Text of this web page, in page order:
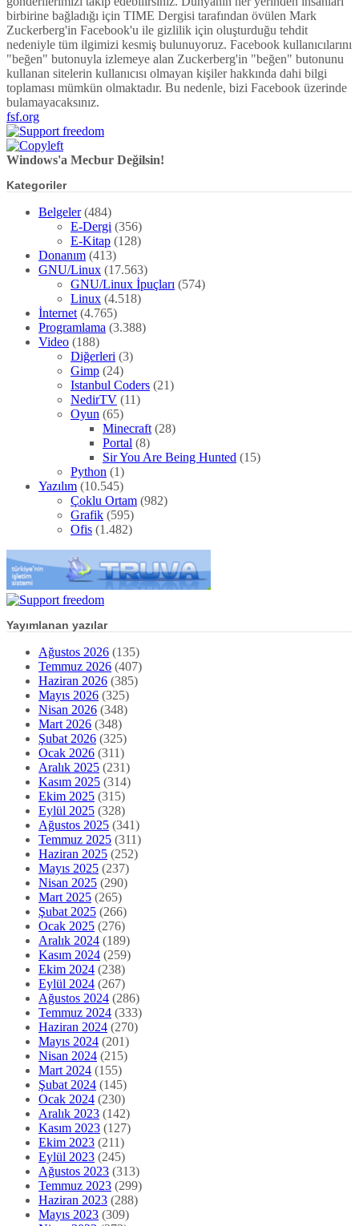
birbirine bağladığı için TIME Dergisi tarafından övülen Mark
Zuckerberg'in Facebook'u ile gizlilik için oluşturduğu tehdit
nedeniyle tüm ilgimizi kesmiş bulunuyoruz. Facebook kullanıcılarını
"beğen" butonuyla izlemeye alan Zuckerberg'in "beğen" butonunu
kullanan sitelerin kullanıcısı olmayan kişiler hakkında dahi bilgi
toplaması mümkün olmaktadır. Bu nedenle, bizi Facebook üzerinde
bulamayacaksınız.
fsf.org
Windows'a Mecbur Değilsin!
Kategoriler
Belgeler(484)
E-Dergi (356)
E-Kitap (128)
Donanım (413)
GNU/Linux (17.563)
GNU/Linux İpuçları (574)
Linux (4.518)
İnternet (4.765)
Programlama (3.388)
Video (188)
Diğerleri (3)
Gimp (24)
Istanbul Coders (21)
NedirTV (11)
Oyun (65)
Minecraft (28)
Portal (8)
Sir You Are Being Hunted (15)
Python (1)
Yazılım (10.545)
Çoklu Ortam (982)
Grafik (595)
Ofis (1.482)
Yayımlanan yazılar
Ağustos 2026 (135)
Temmuz 2026 (407)
Haziran 2026 (385)
Mayıs 2026 (325)
Nisan 2026 (348)
Mart 2026 (348)
Şubat 2026 (325)
Ocak 2026 (311)
Aralık 2025 (231)
Kasım 2025 (314)
Ekim 2025 (315)
Eylül 2025 (328)
Ağustos 2025 (341)
Temmuz 2025 (311)
Haziran 2025 (252)
Mayıs 2025 (237)
Nisan 2025 (290)
Mart 2025 (265)
Şubat 2025 (266)
Ocak 2025 (276)
Aralık 2024 (189)
Kasım 2024 (259)
Ekim 2024 (238)
Eylül 2024 (267)
Ağustos 2024 (286)
Temmuz 2024 (333)
Haziran 2024 (270)
Mayıs 2024 (201)
Nisan 2024 (215)
Mart 2024 (155)
Şubat 2024 (145)
Ocak 2024 (230)
Aralık 2023 (142)
Kasım 2023 (127)
Ekim 2023 (211)
Eylül 2023 (245)
Ağustos 2023 (313)
Temmuz 2023 (299)
Haziran 2023 (288)
Mayıs 2023 (309)